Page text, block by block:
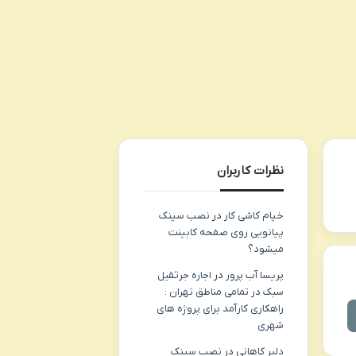
نظرات کاربران
خیام کاشی کار در نصب سینک
پیانویی روی صفحه کابینت
میشود؟
پریسا آب پرور در اجاره جرثقیل
سبک در تمامی مناطق تهران :
راهکاری کارآمد برای پروژه های
شهری
دلبر کاهانی در نصب سینک